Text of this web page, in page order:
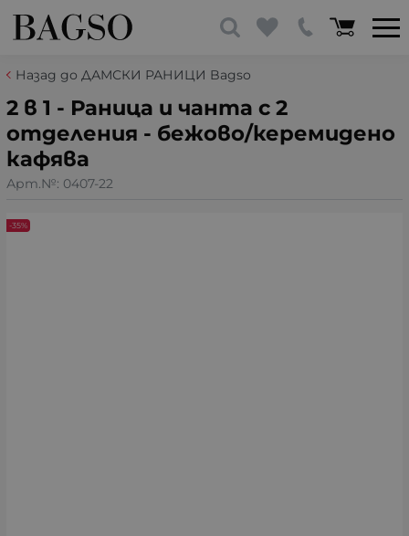
Назад до ДАМСКИ РАНИЦИ Bagso
2 в 1 - Раница и чанта с 2
отделения - бежово/керемидено
кафява
Арт.№: 0407-22
-35%